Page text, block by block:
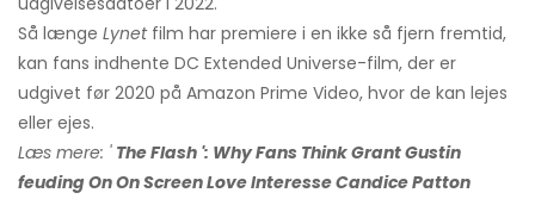
Så længe Lynetfilm har premiere i en ikke så fjern fremtid,
kan fans indhente DC Extended Universe-film, der er
udgivet før 2020 på Amazon Prime Video, hvor de kan lejes
eller ejes.
Læs mere: ' The Flash ': Why Fans Think Grant Gustin
feuding On On Screen Love Interesse Candice Patton